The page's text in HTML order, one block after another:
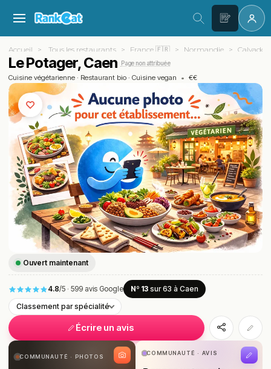
Accueil Tous les restaurants France 🇫🇷 Normandie Calvados
Le Potager, Caen Page non attribuée
Cuisine végétarienne · Restaurant bio · Cuisine vegan • €€
Ouvert maintenant
4.8/5 · 599 avis Google Nº 13 sur 63 à Caen
Classement par spécialité
Écrire un avis
COMMUNAUTÉ · PHOTOS
COMMUNAUTÉ · AVIS